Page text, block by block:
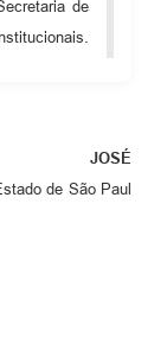
de
de São Paul